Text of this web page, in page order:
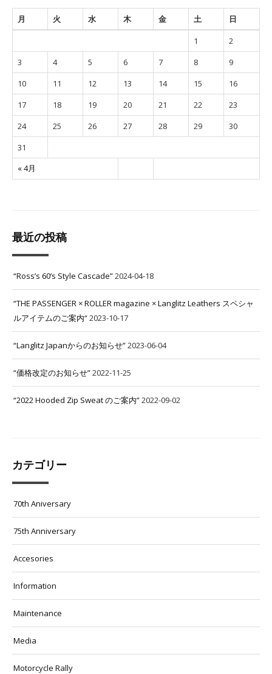
月 火 水 木 金 土 日
« 4月
1
2
3
4 5 6 7 8
9
10
11 12 13 14 15
16
17
18 19 20 21 22
23
24
25 26 27 28 29
30
31
最近の投稿
“Ross’s 60’s Style Cascade”2024-04-18
“THE PASSENGER × ROLLER magazine × Langlitz Leathers スペシャ
ルアイテムのご案内“2023-10-17
“Langlitz Japanからのお知らせ”2023-06-04
“価格改定のお知らせ”2022-11-25
“2022 Hooded Zip Sweat のご案内”2022-09-02
カテゴリー
70th Aniversary
75th Anniversary
Accesories
Information
Maintenance
Media
Motorcycle Rally